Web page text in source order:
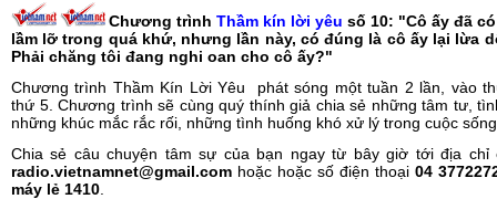
Chương trình Thầm kín lời yêu số 10: "Cô ấy đã
lầm lỡ trong quá khứ, nhưng lần này, có đúng là cô ấy lại lừa
Phải chăng tôi đang nghi oan cho cô ấy?"
Chương trình Thầm Kín Lời Yêu phát sóng một tuần 2 lần, vào
thứ 5. Chương trình sẽ cùng quý thính giả chia sẻ những tâm tư,
những khúc mắc rắc rối, những tình huống khó xử lý trong cuộc
Chia sẻ câu chuyện tâm sự của bạn ngay từ bây giờ tới địa chỉ
radio.vietnamnet@gmail.com hoặc hoặc số điện thoại 04
máy lẻ 1410